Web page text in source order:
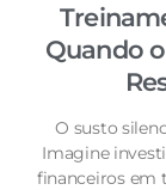
Quando
O susto
Imagine
financeiros em